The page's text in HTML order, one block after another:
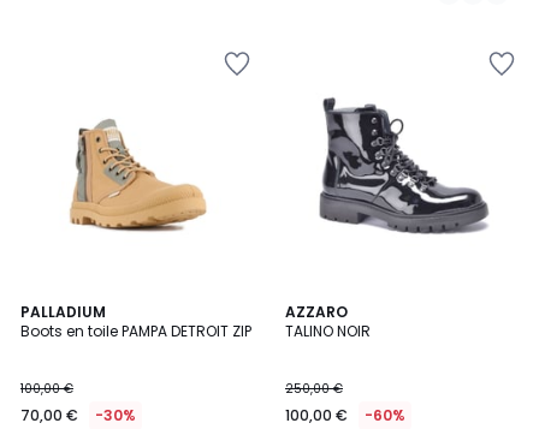
PALLADIUM
Boots en toile PAMPA DETROIT ZIP
100,00 €
70,00 € -30%
AZZARO
TALINO NOIR
250,00 €
100,00 € -60%